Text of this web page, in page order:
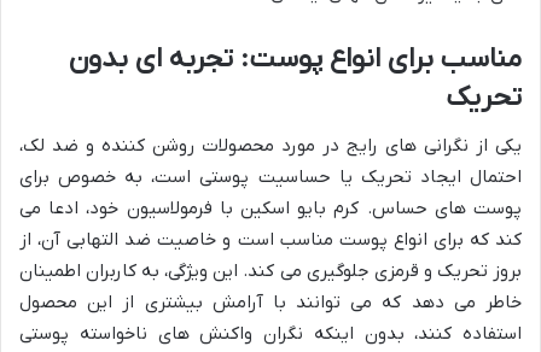
مناسب برای انواع پوست: تجربه ای بدون
تحریک
یکی از نگرانی های رایج در مورد محصولات روشن کننده و ضد لک،
احتمال ایجاد تحریک یا حساسیت پوستی است، به خصوص برای
پوست های حساس. کرم بایو اسکین با فرمولاسیون خود، ادعا می
کند که برای انواع پوست مناسب است و خاصیت ضد التهابی آن، از
بروز تحریک و قرمزی جلوگیری می کند. این ویژگی، به کاربران اطمینان
خاطر می دهد که می توانند با آرامش بیشتری از این محصول
استفاده کنند، بدون اینکه نگران واکنش های ناخواسته پوستی